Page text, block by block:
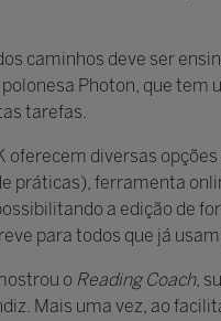
caminhos deve ser
Photon, que
tarefas.
oferecem diversas
práticas), ferramenta
a edição de
para todos que já
o Reading Coach,
Mais uma vez, ao